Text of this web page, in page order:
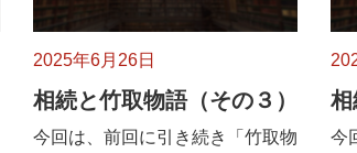
2025年6月26日
相続と竹取物語（その３）
今回は、前回に引き続き「竹取物
相
今